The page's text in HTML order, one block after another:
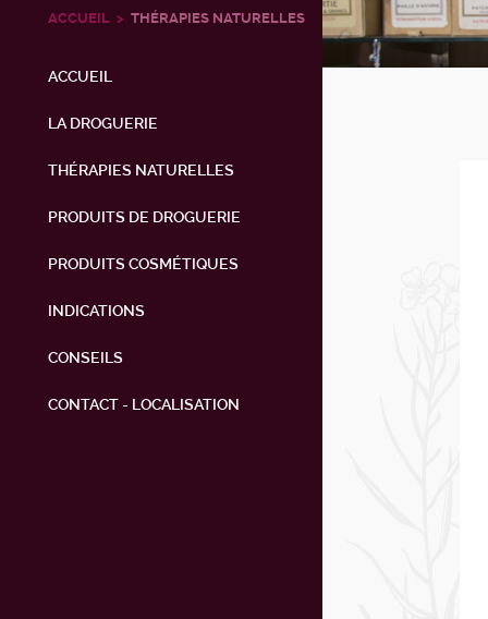
ACCUEIL THÉRAPIES NATURELLES
ACCUEIL
LA DROGUERIE
THÉRAPIES NATURELLES
PRODUITS DE DROGUERIE
PRODUITS COSMÉTIQUES
INDICATIONS
CONSEILS
CONTACT - LOCALISATION